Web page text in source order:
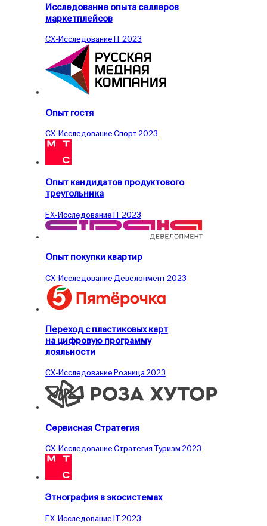
Исследование опыта селлеров
маркетплейсов
CX-ИсследованиеIT2023
Опыт гостя
CX-ИсследованиеСпорт2023
Опыт кандидатов продуктового
треугольника
EX-ИсследованиеIT2023
Опыт покупки квартир
CX-ИсследованиеДевелопмент2023
Переход с пласти­ковых карт
на циф­ровую прог­рамму
лояльности
CX-ИсследованиеРозница2023
Сервисная Стратегия
CX-ИсследованиеСтратегия Туризм2023
Этнография в экосистемах
EX-ИсследованиеIT2023